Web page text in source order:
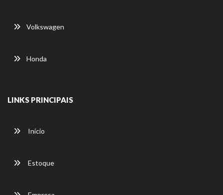
Volkswagen
Honda
LINKS PRINCIPAIS
Início
Estoque